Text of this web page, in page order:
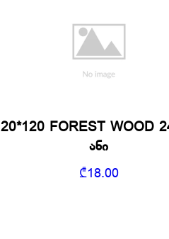
20*120 FOREST WOOD
ანი
₾18.00